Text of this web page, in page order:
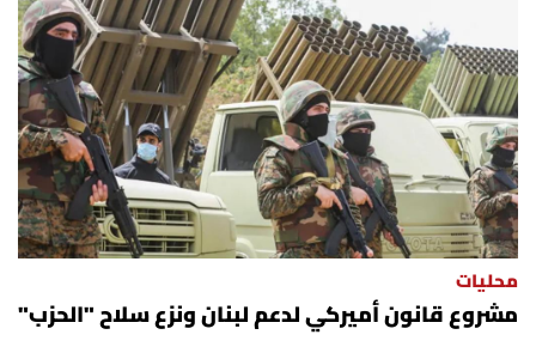
محليات
مشروع قانون أميركي لدعم لبنان ونزع سلاح "الحزب"